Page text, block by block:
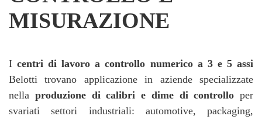
MISURAZIONE
Icentri di lavoro a controllo numerico a 3 e 5 assi
Belotti trovano applicazione in aziende specializzate
nella produzione di calibri e dime di controllo per
svariati settori industriali: automotive, packaging,